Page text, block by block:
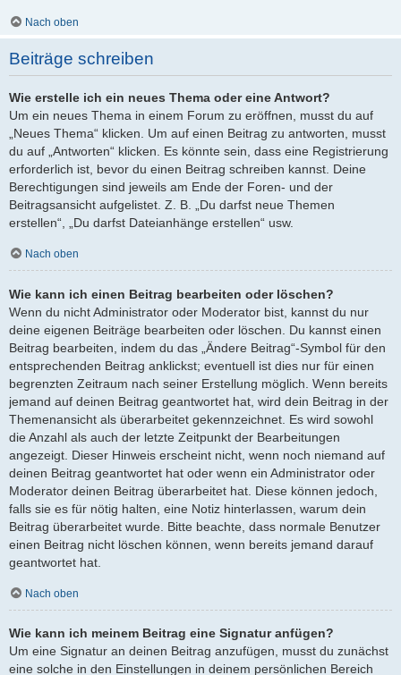
Nach oben
Beiträge schreiben
Wie erstelle ich ein neues Thema oder eine Antwort?
Um ein neues Thema in einem Forum zu eröffnen, musst du auf
„Neues Thema“ klicken. Um auf einen Beitrag zu antworten, musst
du auf „Antworten“ klicken. Es könnte sein, dass eine Registrierung
erforderlich ist, bevor du einen Beitrag schreiben kannst. Deine
Berechtigungen sind jeweils am Ende der Foren- und der
Beitragsansicht aufgelistet. Z. B. „Du darfst neue Themen
erstellen“, „Du darfst Dateianhänge erstellen“ usw.
Nach oben
Wie kann ich einen Beitrag bearbeiten oder löschen?
Wenn du nicht Administrator oder Moderator bist, kannst du nur
deine eigenen Beiträge bearbeiten oder löschen. Du kannst einen
Beitrag bearbeiten, indem du das „Ändere Beitrag“-Symbol für den
entsprechenden Beitrag anklickst; eventuell ist dies nur für einen
begrenzten Zeitraum nach seiner Erstellung möglich. Wenn bereits
jemand auf deinen Beitrag geantwortet hat, wird dein Beitrag in der
Themenansicht als überarbeitet gekennzeichnet. Es wird sowohl
die Anzahl als auch der letzte Zeitpunkt der Bearbeitungen
angezeigt. Dieser Hinweis erscheint nicht, wenn noch niemand auf
deinen Beitrag geantwortet hat oder wenn ein Administrator oder
Moderator deinen Beitrag überarbeitet hat. Diese können jedoch,
falls sie es für nötig halten, eine Notiz hinterlassen, warum dein
Beitrag überarbeitet wurde. Bitte beachte, dass normale Benutzer
einen Beitrag nicht löschen können, wenn bereits jemand darauf
geantwortet hat.
Nach oben
Wie kann ich meinem Beitrag eine Signatur anfügen?
Um eine Signatur an deinen Beitrag anzufügen, musst du zunächst
eine solche in den Einstellungen in deinem persönlichen Bereich